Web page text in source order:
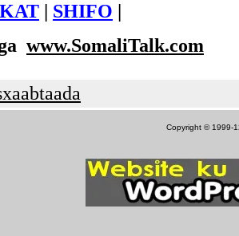
| SHIFO |
www.SomaliTalk.com
Copyright © 1999-